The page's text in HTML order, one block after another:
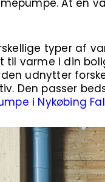
At en
typer af
varme i din
udnytter
Den passer
i Nykøbing